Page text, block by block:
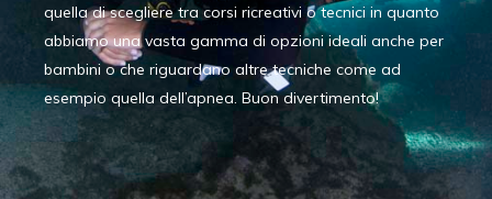
quella di scegliere tra corsi ricreativi o tecnici in quanto
abbiamo una vasta gamma di opzioni ideali anche per
bambini o che riguardano altre tecniche come ad
esempio quella dell’apnea. Buon divertimento!